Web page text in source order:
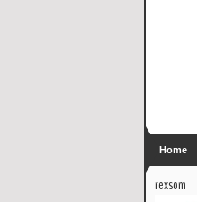
Home
rexsom